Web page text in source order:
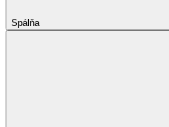
Spálňa